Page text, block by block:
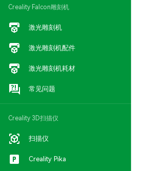
Creality Falcon雕刻机
激光雕刻机
激光雕刻机配件
激光雕刻机耗材
常见问题
Creality 3D扫描仪
扫描仪
Creality Pika